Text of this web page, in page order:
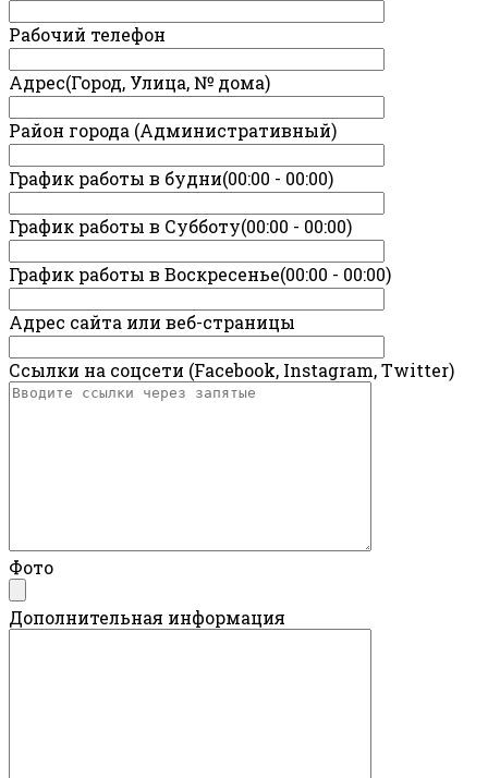
Рабочий телефон
Адрес(Город, Улица, № дома)
Район города (Административный)
График работы в будни(00:00 - 00:00)
График работы в Субботу(00:00 - 00:00)
График работы в Воскресенье(00:00 - 00:00)
Адрес сайта или веб-страницы
Ссылки на соцсети (Facebook, Instagram, Twitter)
Фото
Дополнительная информация